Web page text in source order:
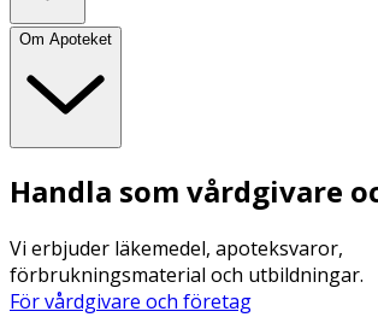
Om Apoteket
Handla som vårdgivare
Vi erbjuder läkemedel, apoteksvaror,
förbrukningsmaterial och utbildningar.
För vårdgivare och företag